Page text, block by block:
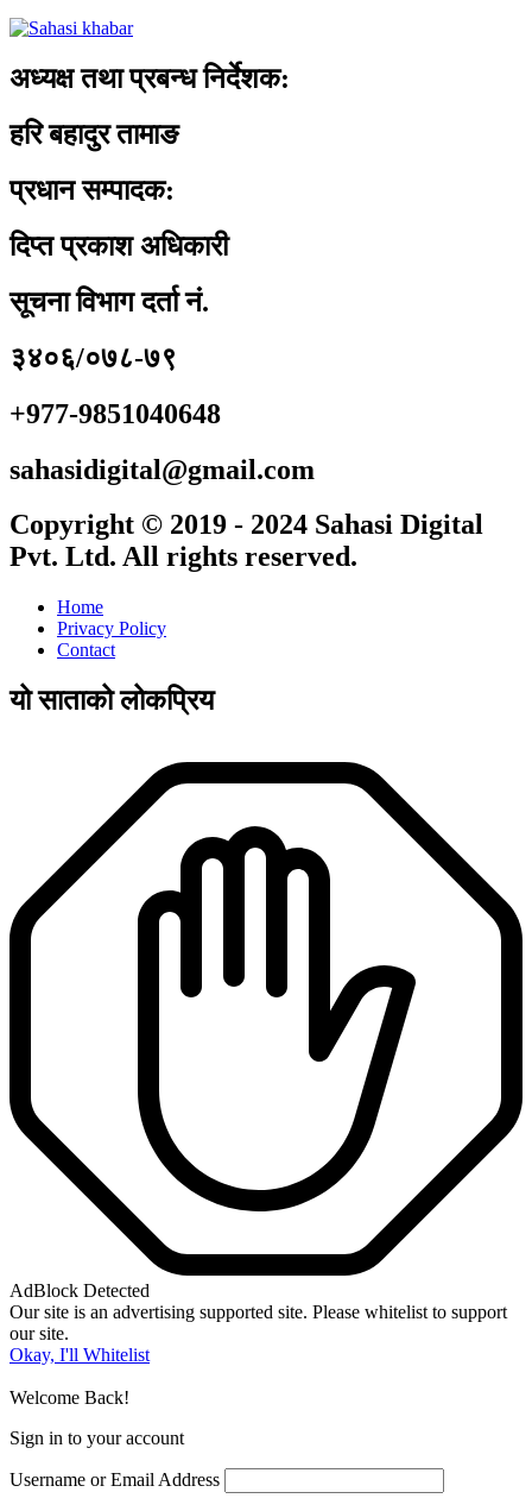
अध्यक्ष तथा प्रबन्ध निर्देशक:
हरि बहादुर तामाङ
प्रधान सम्पादक:
दिप्त प्रकाश अधिकारी
सूचना विभाग दर्ता नं.
३४०६/०७८-७९
+977-9851040648
sahasidigital@gmail.com
Copyright © 2019 - 2024 Sahasi Digital
Pvt. Ltd. All rights reserved.
Home
Privacy Policy
Contact
यो साताको लोकप्रिय
AdBlock Detected
Our site is an advertising supported site. Please whitelist to support
our site.
Okay, I'll Whitelist
Welcome Back!
Sign in to your account
Username or Email Address